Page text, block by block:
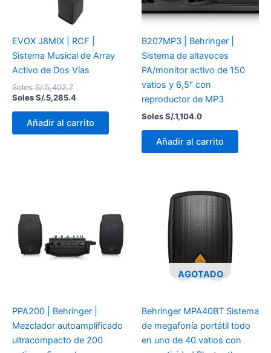
EVOX J8MIX | RCF |
Sistema Musical de Array
Activo de Dos Vías
Soles S/.5,402.7
Soles S/.5,285.4
Añadir al carrito
B207MP3 | Behringer |
Sistema de altavoces
PA/monitor activo de 150
vatios y 6,5″ con
reproductor de MP3
Soles S/.1,104.0
Añadir al carrito
PPA200 | Behringer |
Mezclador autoamplificado
ultracompacto de 200
AGOTADO
Behringer MPA40BT Sistema
de megafonía portátil todo
en uno de 40 vatios con